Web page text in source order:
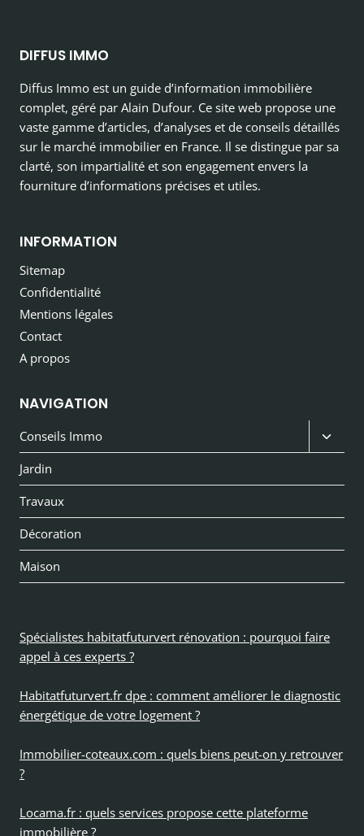
DIFFUS IMMO
Diffus Immo est un guide d’information immobilière
complet, géré par Alain Dufour. Ce site web propose une
vaste gamme d’articles, d’analyses et de conseils détaillés
sur le marché immobilier en France. Il se distingue par sa
clarté, son impartialité et son engagement envers la
fourniture d’informations précises et utiles.
INFORMATION
Sitemap
Confidentialité
Mentions légales
Contact
A propos
NAVIGATION
Conseils Immo
le
menu
Jardin
Travaux
Décoration
Maison
Spécialistes habitatfuturvert rénovation : pourquoi faire
appel à ces experts ?
Habitatfuturvert.fr dpe : comment améliorer le diagnostic
énergétique de votre logement ?
Immobilier-coteaux.com : quels biens peut-on y retrouver
?
Locama.fr : quels services propose cette plateforme
immobilière ?